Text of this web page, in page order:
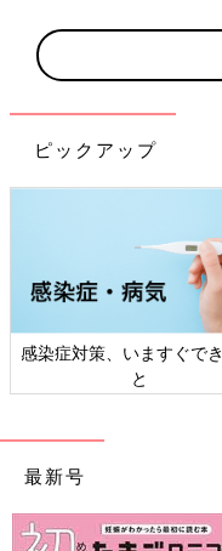
ピックアップ
感染症対策、いますぐで
と
最新号